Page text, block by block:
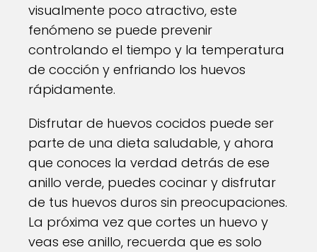
visualmente poco atractivo, este
fenómeno se puede prevenir
controlando el tiempo y la temperatura
de cocción y enfriando los huevos
rápidamente.
Disfrutar de huevos cocidos puede ser
parte de una dieta saludable, y ahora
que conoces la verdad detrás de ese
anillo verde, puedes cocinar y disfrutar
de tus huevos duros sin preocupaciones.
La próxima vez que cortes un huevo y
veas ese anillo, recuerda que es solo